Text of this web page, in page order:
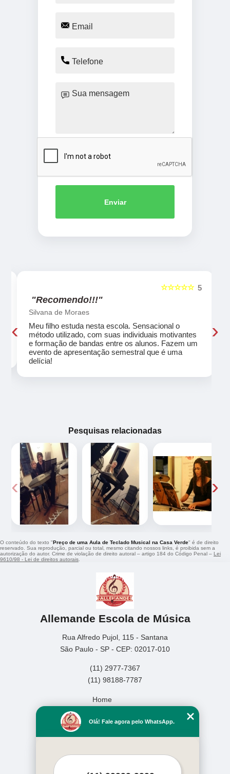
Enviar
5
☆☆☆☆☆
"Recomendo!!!"
Silvana de Moraes
Meu filho estuda nesta escola. Sensacional o
método utilizado, com suas individuais motivantes
e formação de bandas entre os alunos. Fazem um
evento de apresentação semestral que é uma
delícia!
‹ ›
Pesquisas relacionadas
‹ ›
O conteúdo do texto "Preço de uma Aula de Teclado Musical na Casa Verde" é de direito
reservado. Sua reprodução, parcial ou total, mesmo citando nossos links, é proibida sem a
autorização do autor. Crime de violação de direito autoral – artigo 184 do Código Penal – Lei
9610/98 - Lei de direitos autorais
Allemande Escola de Música
Rua Alfredo Pujol, 115 - Santana
São Paulo - SP - CEP: 02017-010
(11) 2977-7367
(11) 98188-7787
Home
Missão
Serviços
Mais Serviços
Olá! Fale agora pelo WhatsApp.